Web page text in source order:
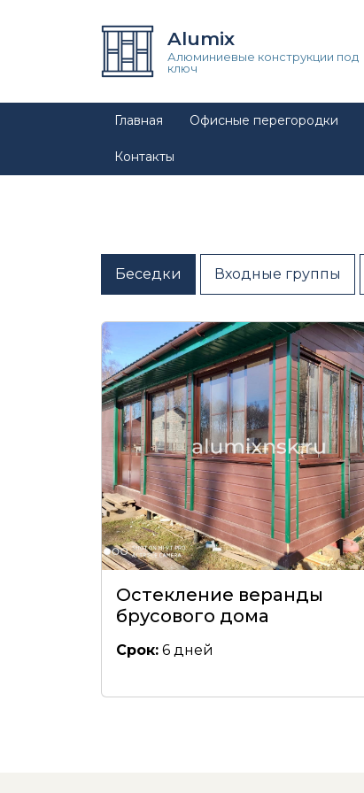
Alumix
Алюминиевые конструкции под
ключ
Главная Офисные перегородки
Контакты
Главная→
Беседки Входные группы
Остекление веранды
брусового дома
Срок: 6 дней